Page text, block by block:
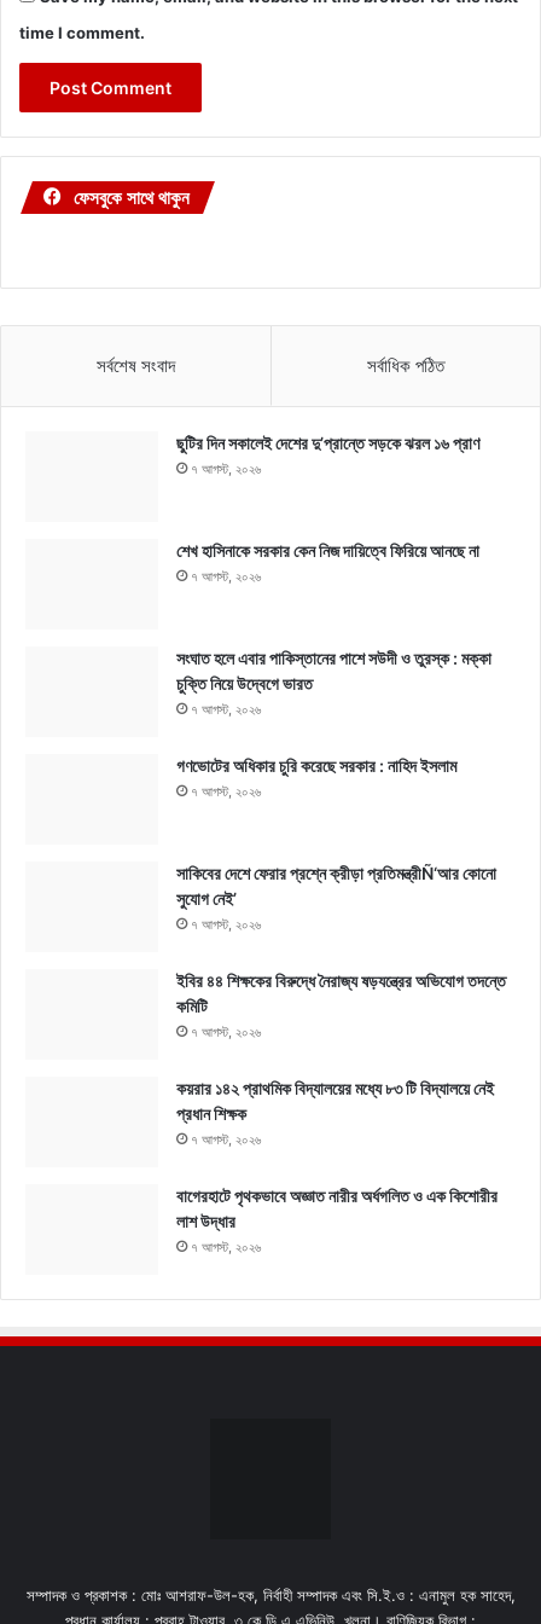
time I comment.
ফেসবুকে সাথে থাকুন
সর্বশেষ সংবাদ সর্বাধিক পঠিত
ছুটির দিন সকালেই দেশের দু’প্রান্তে সড়কে ঝরল ১৬ প্রাণ
৭ আগস্ট, ২০২৬
শেখ হাসিনাকে সরকার কেন নিজ দায়িত্বে ফিরিয়ে আনছে না
৭ আগস্ট, ২০২৬
সংঘাত হলে এবার পাকিস্তানের পাশে সউদী ও তুরস্ক : মক্কা
চুক্তি নিয়ে উদ্বেগে ভারত
৭ আগস্ট, ২০২৬
গণভোটের অধিকার চুরি করেছে সরকার : নাহিদ ইসলাম
৭ আগস্ট, ২০২৬
সাকিবের দেশে ফেরার প্রশ্নে ক্রীড়া প্রতিমন্ত্রীÑ‘আর কোনো
সুযোগ নেই’
৭ আগস্ট, ২০২৬
ইবির ৪৪ শিক্ষকের বিরুদ্ধে নৈরাজ্য ষড়যন্ত্রের অভিযোগ তদন্তে
কমিটি
৭ আগস্ট, ২০২৬
কয়রার ১৪২ প্রাথমিক বিদ্যালয়ের মধ্যে ৮৩ টি বিদ্যালয়ে নেই
প্রধান শিক্ষক
৭ আগস্ট, ২০২৬
বাগেরহাটে পৃথকভাবে অজ্ঞাত নারীর অর্ধগলিত ও এক কিশোরীর
লাশ উদ্ধার
৭ আগস্ট, ২০২৬
সম্পাদক ও প্রকাশক : মোঃ আশরাফ-উল-হক, নির্বাহী সম্পাদক এবং সি.ই.ও : এনামুল হক সাহেদ,